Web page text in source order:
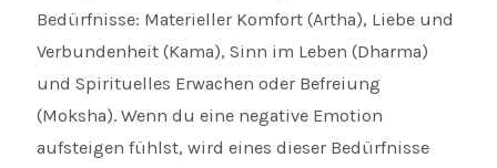
Bedürfnisse: Materieller Komfort (Artha), Liebe und
Verbundenheit (Kama), Sinn im Leben (Dharma)
und Spirituelles Erwachen oder Befreiung
(Moksha). Wenn du eine negative Emotion
aufsteigen fühlst, wird eines dieser Bedürfnisse